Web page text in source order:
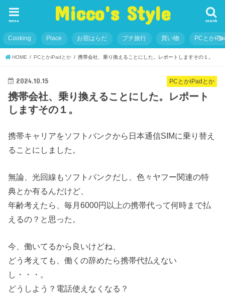
Micco's Style search
menu
Cooking Place お宿はらだ プチ旅行 買い物 PCとか
HOME PCとかiPadとか 携帯会社、乗り換えることにした。レポートしますその１。
PCとかiPadとか
2024.10.15
携帯会社、乗り換えることにした。レポート
しますその１。
携帯キャリアをソフトバンクから日本通信SIMに乗り替え
ることにしました。
無論、光回線もソフトバンクだし、色々ヤフー関連の特
典とか有るんだけど、
年齢考えたら、毎月6000円以上の携帯代って何時まで払
えるの？と思った。
今、働いてるから良いけどね、
どう考えても、働くの辞めたら携帯代払えない
し・・・。
どうしよう？電話使えなくなる？